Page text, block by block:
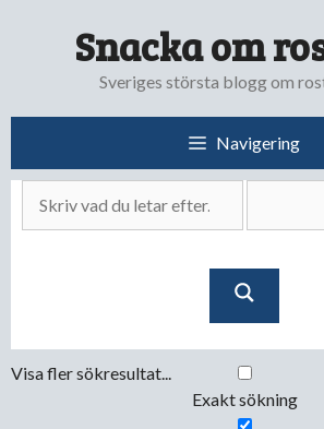
Snacka om
Sveriges största blogg om
Navigering
Visa fler sökresultat...
Exakt sökning